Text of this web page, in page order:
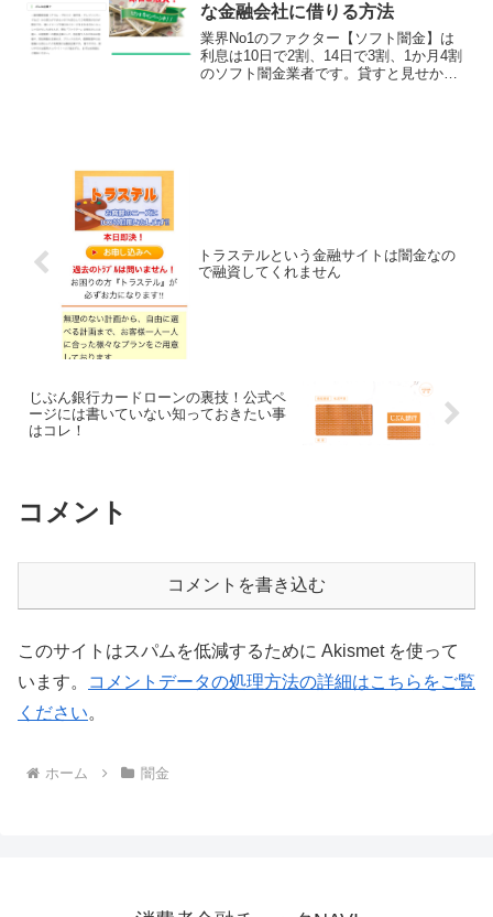
な金融会社に借りる方法
業界No1のファクター【ソフト闇金】は
利息は10日で2割、14日で3割、1か月4割
のソフト闇金業者です。貸すと見せかけ
トラステルという金融サイトは闇金なの
で融資してくれません
じぶん銀行カードローンの裏技！公式ペ
ージには書いていない知っておきたい事
はコレ！
コメント
コメントを書き込む
このサイトはスパムを低減するために Akismet を使って
います。
コメントデータの処理方法の詳細はこちらをご覧
ください。
ホーム 闇金